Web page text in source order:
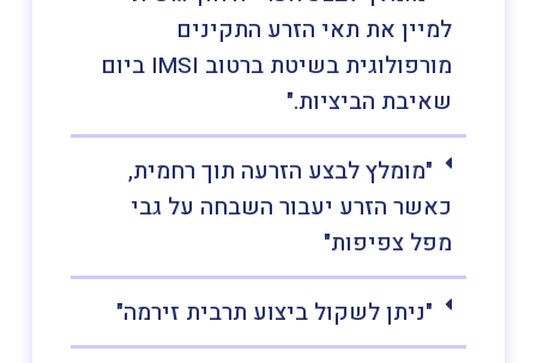
למיין את תאי הזרע התקינים
מורפולוגית בשיטת ברטוב IMSI ביום
שאיבת הביציות."
"מומלץ לבצע הזרעה תוך רחמית,
כאשר הזרע יעבור השבחה על גבי
מפל צפיפות"
"ניתן לשקול ביצוע תרבית זירמה"